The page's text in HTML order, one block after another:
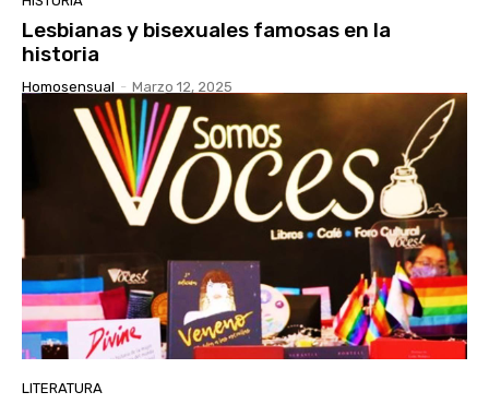
Lesbianas y bisexuales famosas en la
historia
Homosensual - Marzo 12, 2025
LITERATURA